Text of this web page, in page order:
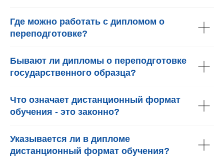
Где можно работать с дипломом о
переподготовке?
Бывают ли дипломы о переподготовке
государственного образца?
Что означает дистанционный формат
обучения - это законно?
Указывается ли в дипломе
дистанционный формат обучения?